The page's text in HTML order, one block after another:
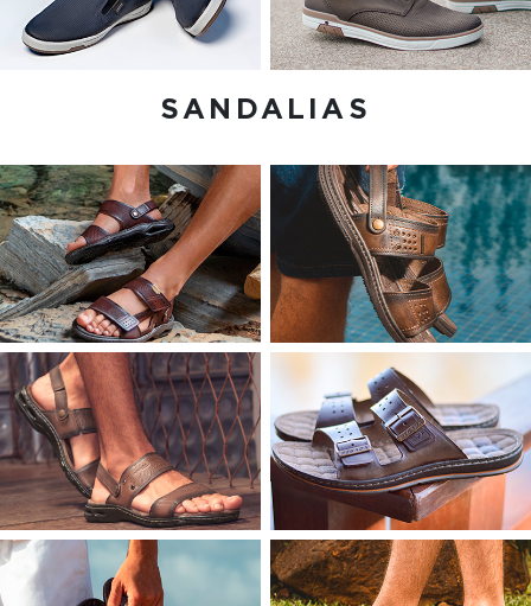
SANDALIAS